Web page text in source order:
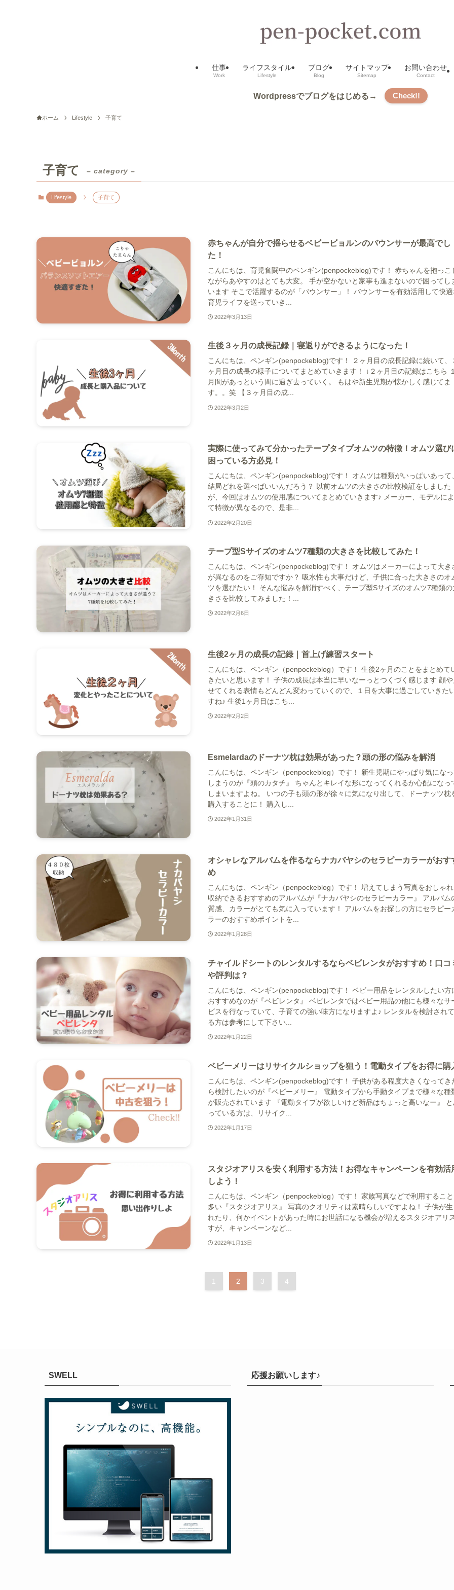
仕事
Work
ライフスタイル
Lifestyle
ブログ
Blog
サイトマップ
Sitemap
お問い合わせ
Contact
Wordpressでブログをはじめる→ Check!!
ホーム Lifestyle 子育て
子育て – category –
Lifestyle 子育て
赤ちゃんが自分で揺らせるベビービョルンのバウンサーが最高でし
た！
こんにちは、育児奮闘中のペンギン(penpockeblog)です！ 赤ちゃんを抱っこ
ながらあやすのはとても大変。 手が空かないと家事も進まないので困ってし
います そこで活躍するのが「バウンサー」！ バウンサーを有効活用して快適
育児ライフを送っていき...
2022年3月13日
生後３ヶ月の成長記録｜寝返りができるようになった！
こんにちは、ペンギン(penpockeblog)です！ ２ヶ月目の成長記録に続いて、
ヶ月目の成長の様子についてまとめていきます！ ↓２ヶ月目の記録はこちら
月間があっという間に過ぎ去っていく。 もはや新生児期が懐かしく感じてま
す。。笑 【３ヶ月目の成...
2022年3月2日
実際に使ってみて分かったテープタイプオムツの特徴！オムツ選び
困っている方必見！
こんにちは、ペンギン(penpockeblog)です！ オムツは種類がいっぱいあって、
結局どれを選べばいいんだろう？ 以前オムツの大きさの比較検証をしました
が、今回はオムツの使用感についてまとめていきます♪ メーカー、モデルに
て特徴が異なるので、是非...
2022年2月20日
テープ型Sサイズのオムツ7種類の大きさを比較してみた！
こんにちは、ペンギン(penpockeblog)です！ オムツはメーカーによって大き
が異なるのをご存知ですか？ 吸水性も大事だけど、子供に合った大きさのオ
ツを選びたい！ そんな悩みを解消すべく、テープ型Sサイズのオムツ7種類の
きさを比較してみました！...
2022年2月6日
生後2ヶ月の成長の記録｜首上げ練習スタート
こんにちは、ペンギン（penpockeblog）です！ 生後2ヶ月のことをまとめて
きたいと思います！ 子供の成長は本当に早いなーっとつくづく感じます 顔や
せてくれる表情もどんどん変わっていくので、１日を大事に過ごしていきた
すね♪ 生後1ヶ月目はこち...
2022年2月2日
Esmelardaのドーナツ枕は効果があった？頭の形の悩みを解消
こんにちは、ペンギン（penpockeblog）です！ 新生児期にやっぱり気になっ
しまうのが『頭のカタチ』 ちゃんとキレイな形になってくれるか心配になっ
しまいますよね。 いつの子も頭の形が徐々に気になり出して、ドーナッツ枕
購入することに！ 購入し...
2022年1月31日
オシャレなアルバムを作るならナカバヤシのセラピーカラーがおす
め
こんにちは、ペンギン（penpockeblog）です！ 増えてしまう写真をおしゃれ
収納できるおすすめのアルバムが『ナカバヤシのセラピーカラー』 アルバム
質感、カラーがとても気に入っています！ アルバムをお探しの方にセラピー
ラーのおすすめポイントを...
2022年1月28日
チャイルドシートのレンタルするならベビレンタがおすすめ！口コ
や評判は？
こんにちは、ペンギン(penpockeblog)です！ ベビー用品をレンタルしたい方
おすすめなのが『ベビレンタ』 ベビレンタではベビー用品の他にも様々なサ
ビスを行なっていて、子育ての強い味方になりますよ♪ レンタルを検討され
る方は参考にして下さい...
2022年1月22日
ベビーメリーはリサイクルショップを狙う！電動タイプをお得に購
こんにちは、ペンギン(penpockeblog)です！ 子供がある程度大きくなってき
ら検討したいのが『ベビーメリー』 電動タイプから手動タイプまで様々な種
が販売されています 『電動タイプが欲しいけど新品はちょっと高いなー』 と
っている方は、リサイク...
2022年1月17日
スタジオアリスを安く利用する方法！お得なキャンペーンを有効活
しよう！
こんにちは、ペンギン（penpockeblog）です！ 家族写真などで利用するこ
多い『スタジオアリス』 写真のクオリティは素晴らしいですよね！ 子供が生
れたり、何かイベントがあった時にお世話になる機会が増えるスタジオアリ
すが、キャンペーンなど...
2022年1月13日
1 2 3 4
SWELL 応援お願いします♪